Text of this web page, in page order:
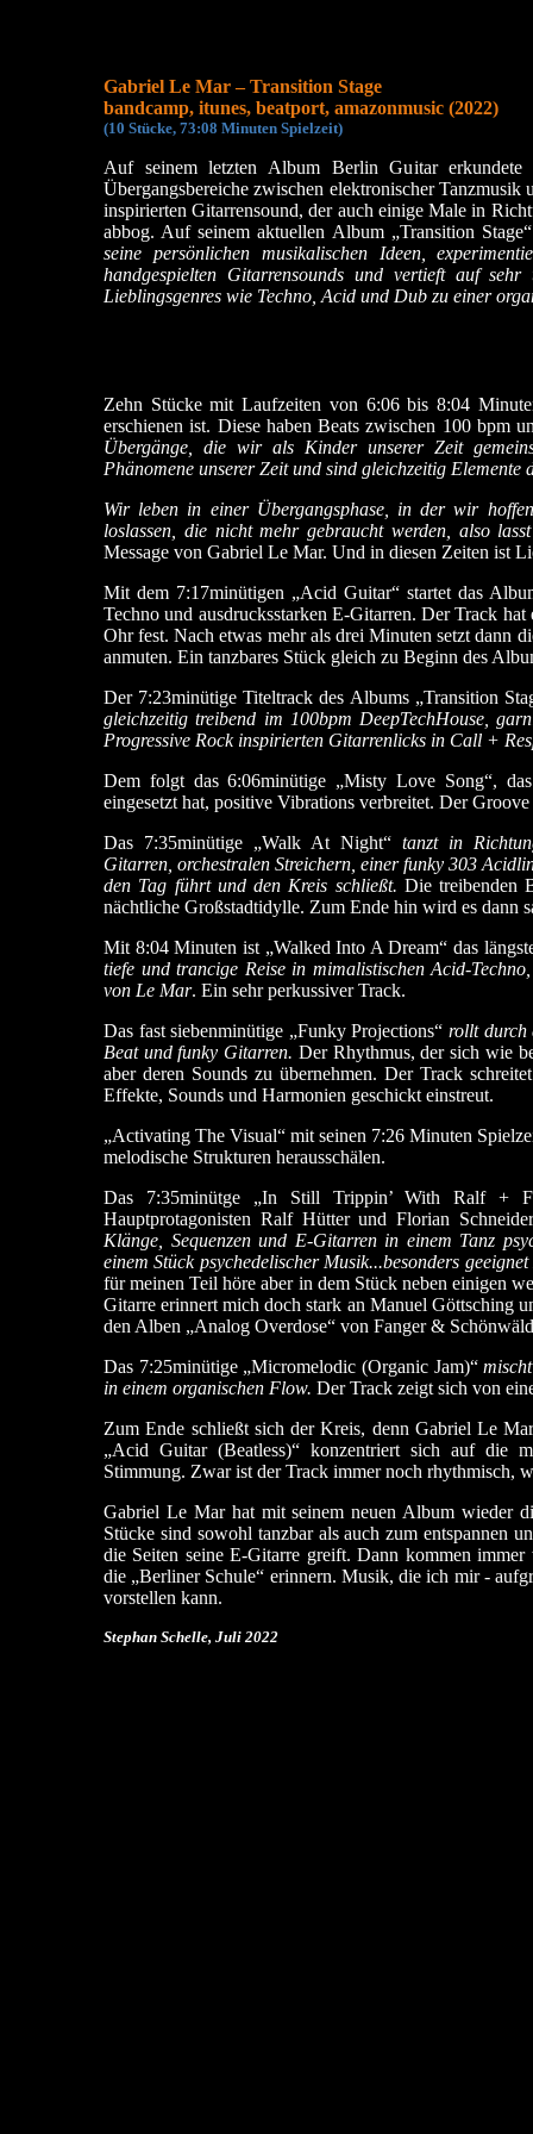
Gabriel Le Mar – Transition Stage
bandcamp, itunes, beatport, amazonmusic (2022)
(10 Stücke, 73:08 Minuten Spielzeit)
Auf seinem letzten Album Berlin Guitar
Übergangsbereiche zwischen elektronischer Tanzmusik
inspirierten Gitarrensound, der auch einige Male in
abbog. Auf seinem aktuellen Album „Transition
seine persönlichen musikalischen Ideen,
handgespielten Gitarrensounds und vertieft auf sehr
Lieblingsgenres wie Techno, Acid und Dub zu einer
Zehn Stücke mit Laufzeiten von 6:06 bis 8:04
erschienen ist. Diese haben Beats zwischen 100 bpm
Übergänge, die wir als Kinder unserer Zeit
Phänomene unserer Zeit und sind gleichzeitig Elemente
Wir leben in einer Übergangsphase, in der wir
loslassen, die nicht mehr gebraucht werden, also
Message von Gabriel Le Mar. Und in diesen Zeiten ist
Mit dem 7:17minütigen „Acid Guitar“ startet das
Techno und ausdrucksstarken E-Gitarren. Der Track
Ohr fest. Nach etwas mehr als drei Minuten setzt dann
anmuten. Ein tanzbares Stück gleich zu Beginn des
Der 7:23minütige Titeltrack des Albums „Transition
gleichzeitig treibend im 100bpm DeepTechHouse,
Progressive Rock inspirierten Gitarrenlicks in Call +
Dem folgt das 6:06minütige „Misty Love Song“,
eingesetzt hat, positive Vibrations verbreitet. Der
Das 7:35minütige „Walk At Night“ tanzt in
Gitarren, orchestralen Streichern, einer funky 303
den Tag führt und den Kreis schließt. Die treibenden
nächtliche Großstadtidylle. Zum Ende hin wird es dann
Mit 8:04 Minuten ist „Walked Into A Dream“ das
tiefe und trancige Reise in mimalistischen Acid-
von Le Mar. Ein sehr perkussiver Track.
Das fast siebenminütige „Funky Projections“ rollt durch
Beat und funky Gitarren. Der Rhythmus, der sich wie
aber deren Sounds zu übernehmen. Der Track
Effekte, Sounds und Harmonien geschickt einstreut.
„Activating The Visual“ mit seinen 7:26 Minuten
melodische Strukturen herausschälen.
Das 7:35minütge „In Still Trippin’ With Ralf +
Hauptprotagonisten Ralf Hütter und Florian
Klänge, Sequenzen und E-Gitarren in einem Tanz
einem Stück psychedelischer Musik...besonders
für meinen Teil höre aber in dem Stück neben einigen
Gitarre erinnert mich doch stark an Manuel Göttsching
den Alben „Analog Overdose“ von Fanger &
Das 7:25minütige „Micromelodic (Organic Jam)“
in einem organischen Flow. Der Track zeigt sich von
Zum Ende schließt sich der Kreis, denn Gabriel Le
„Acid Guitar (Beatless)“ konzentriert sich auf die
Stimmung. Zwar ist der Track immer noch rhythmisch,
Gabriel Le Mar hat mit seinem neuen Album wieder
Stücke sind sowohl tanzbar als auch zum entspannen
die Seiten seine E-Gitarre greift. Dann kommen immer
die „Berliner Schule“ erinnern. Musik, die ich mir -
vorstellen kann.
Stephan Schelle, Juli 2022